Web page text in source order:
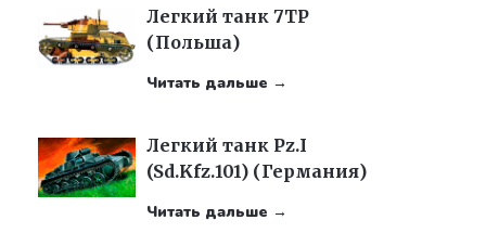
Легкий танк 7TP
(Польша)
Читать дальше →
Легкий танк Pz.I
(Sd.Kfz.101) (Германия)
Читать дальше →